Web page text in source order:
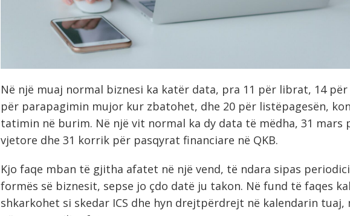
Në një muaj normal biznesi ka katër data, pra 11 për librat, 14 për
për parapagimin mujor kur zbatohet, dhe 20 për listëpagesën,
tatimin në burim. Në një vit normal ka dy data të mëdha, 31 mars
vjetore dhe 31 korrik për pasqyrat financiare në QKB.
Kjo faqe mban të gjitha afatet në një vend, të ndara sipas
formës së biznesit, sepse jo çdo datë ju takon. Në fund të faqes
shkarkohet si skedar ICS dhe hyn drejtpërdrejt në kalendarin tuaj,